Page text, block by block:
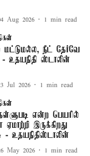
Aug 2026 1 min read
மட்டுமல்ல, நீட் தேர்வே
உதயநிதி ஸ்டாலின்
Jul 2026 1 min read
என்ற பெயரில்
இருக்கிறது
- உதயநிதிஸ்டாலின்
May 2026 1 min read